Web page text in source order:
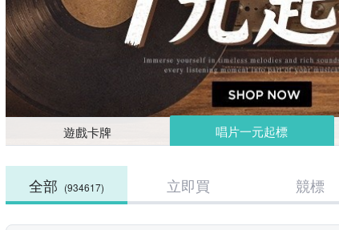
遊戲卡牌 唱片一元起標
全部 (934617) 立即買 競標